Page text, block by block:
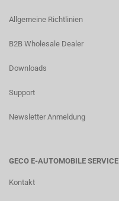
Allgemeine Richtlinien
B2B Wholesale Dealer
Downloads
Support
Newsletter Anmeldung
GECO E-AUTOMOBILE SERVICE
Kontakt